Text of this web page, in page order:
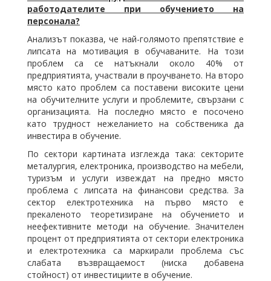
работодателите при обучението на
персонала?
Анализът показва, че най-голямото препятствие е
липсата на мотивация в обучаваните. На този
проблем са се натъкнали около 40% от
предприятията, участвали в проучването. На второ
място като проблем са поставени високите цени
на обучителните услуги и проблемите, свързани с
организацията. На последно място е посочено
като трудност нежеланието на собственика да
инвестира в обучение.
По сектори картината изглежда така: секторите
металургия, електроника, производство на мебели,
туризъм и услуги извеждат на предно място
проблема с липсата на финансови средства. За
сектор електротехника на първо място е
прекаленото теоретизиране на обучението и
неефективните методи на обучение. Значителен
процент от предприятията от сектори електроника
и електротехника са маркирали проблема със
слабата възвращаемост (ниска добавена
стойност) от инвестициите в обучение.